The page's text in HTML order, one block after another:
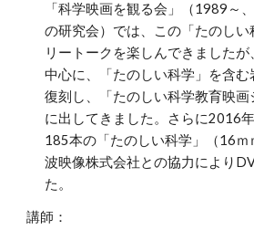
「科学映画を観る会」（1989～
の研究会）では、この「たのしい
リートークを楽しんできました
中心に、「たのしい科学」を含
復刻し、「たのしい科学教育映
に出してきました。さらに2016
185本の「たのしい科学」（16ｍ
波映像株式会社との協力により
た。
講師：